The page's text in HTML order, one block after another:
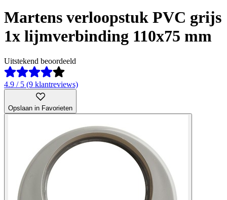
Martens verloopstuk PVC grijs
1x lijmverbinding 110x75 mm
Uitstekend beoordeeld
4.9 / 5 (9 klantreviews)
Opslaan in Favorieten